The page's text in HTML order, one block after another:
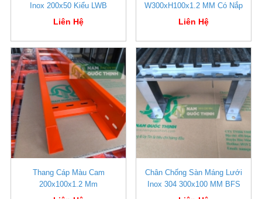
Inox 200x50 Kiểu LWB
Liên Hệ
W300xH100x1.2 MM Có Nắp
Liên Hệ
Thang Cáp Màu Cam
200x100x1.2 Mm
Chân Chống Sàn Máng Lưới
Inox 304 300x100 MM BFS